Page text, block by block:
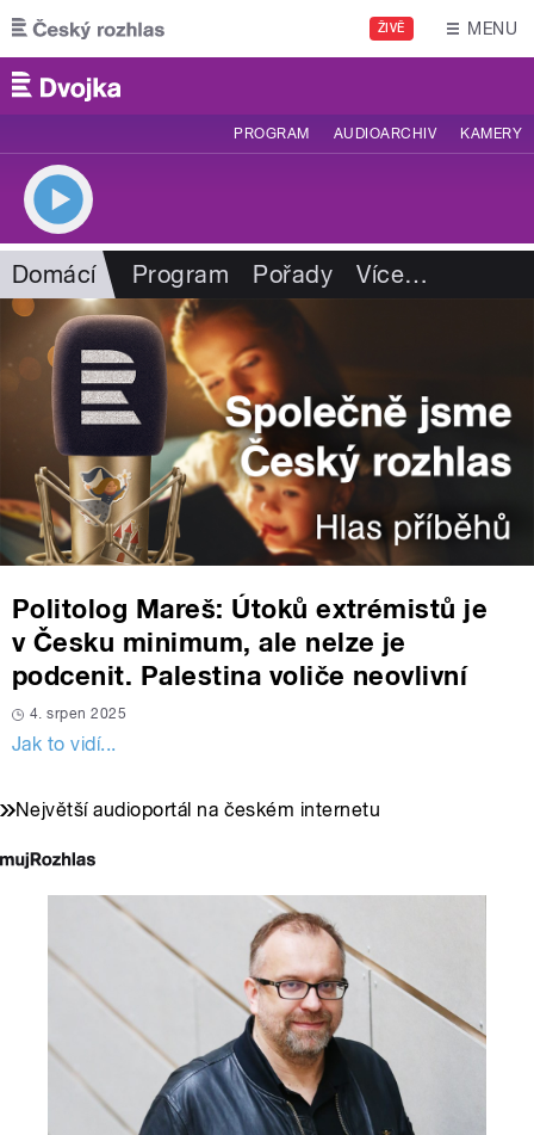
Přejít k hlavnímu obsahu
ŽIVĚ MENU
PROGRAM AUDIOARCHIV KAMERY
Domácí Program Pořady Více…
Politolog Mareš: Útoků extrémistů je
v Česku minimum, ale nelze je
podcenit. Palestina voliče neovlivní
4. srpen 2025
Jak to vidí...
Největší audioportál na českém internetu